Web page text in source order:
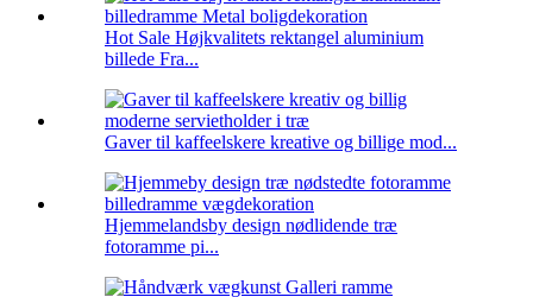
Hot Sale Højkvalitets rektangel aluminium
billede Fra...
Gaver til kaffeelskere kreative og billige mod...
Hjemmelandsby design nødlidende træ
fotoramme pi...